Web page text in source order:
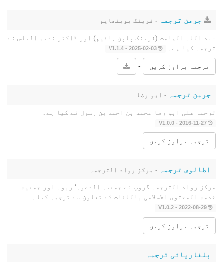
جرمن ترجمہ - فرینک بوبنھایم
عبد اللہ الصامت (فرینک پاپن ہائیم) اور ڈاکٹر ندیم الیاس نے
ترجمہ کیا ہے۔
2025-02-03 - V1.1.4
ترجمہ براوز کریں -
جرمن ترجمہ - ابو رضا
ترجمہ علی ابو رضا محمد بن احمد بن رسول نے کیا ہے۔
2016-11-27 - V1.0.0
ترجمہ براوز کریں
اطالوی ترجمہ - مرکز رواد الترجمہ
مرکز رواد الترجمہ گروپ نے جمعیۃ الدعوۃ‘ ربوہ اور جمعیۃ
خدمۃ المحتوى الاسلامی باللغات کے تعاون سے ترجمہ کیا۔
2022-08-29 - V1.0.2
ترجمہ براوز کریں
بلغاریائی ترجمہ